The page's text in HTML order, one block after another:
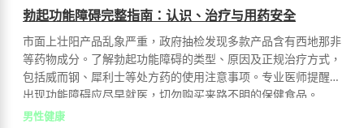
勃起功能障碍完整指南：认识、治疗与用药安全
市面上壮阳产品乱象严重，政府抽检发现多款产品含有西地那非
等药物成分。了解勃起功能障碍的类型、原因及正规治疗方式，
包括威而钢、犀利士等处方药的使用注意事项。专业医师提醒：
出现功能障碍应尽早就医，切勿购买来路不明的保健食品。
男性健康